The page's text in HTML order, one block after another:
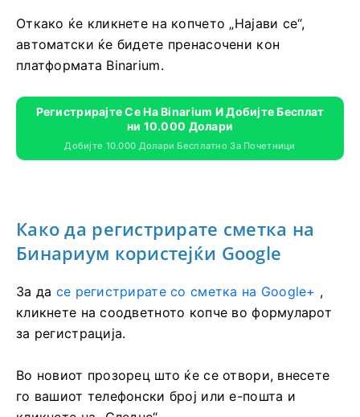
Откако ќе кликнете на копчето „Најави се“,
автоматски ќе бидете пренасочени кон
платформата Binarium.
Регистрирајте Се На Binarium И Добијте Бесплат
Ни 10.000 Долари
Добијте 10.000 Долари Бесплатно За Почетници
Како да регистрирате сметка на
Бинариум користејќи Google
За да се регистрирате со сметка на Google+ ,
кликнете на соодветното копче во формуларот
за регистрација.
Во новиот прозорец што ќе се отвори, внесете
го вашиот телефонски број или е-пошта и